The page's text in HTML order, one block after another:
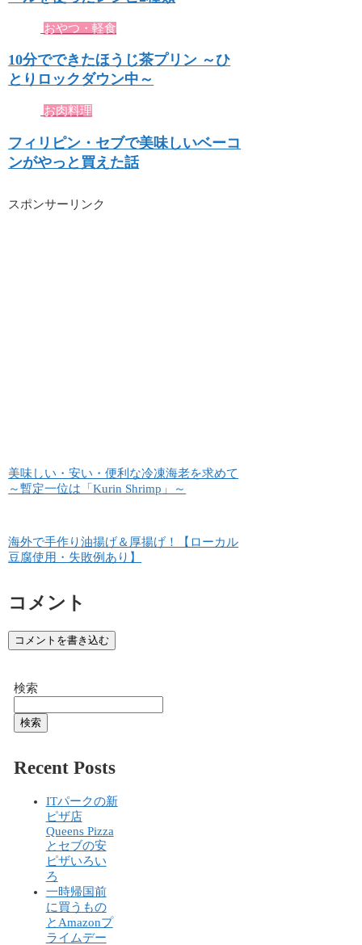
おやつ・軽食
10分でできたほうじ茶プリン ～ひ
とりロックダウン中～
お肉料理
フィリピン・セブで美味しいベーコ
ンがやっと買えた話
スポンサーリンク
美味しい・安い・便利な冷凍海老を求めて
～暫定一位は「Kurin Shrimp」～
海外で手作り油揚げ＆厚揚げ！【ローカル
豆腐使用・失敗例あり】
コメント
コメントを書き込む
検索
検索
Recent Posts
ITパークの新
ピザ店
Queens Pizza
とセブの安
ピザいろい
ろ
一時帰国前
に買うもの
とAmazonプ
ライムデー